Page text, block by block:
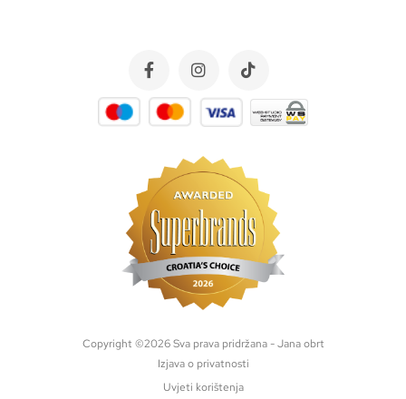
Copyright ©2026 Sva prava pridržana - Jana obrt
Izjava o privatnosti
Uvjeti korištenja